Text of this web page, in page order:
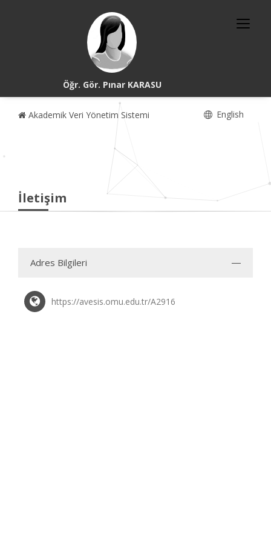
Öğr. Gör. Pınar KARASU
Akademik Veri Yönetim Sistemi English
İletişim
Adres Bilgileri
https://avesis.omu.edu.tr/A2916